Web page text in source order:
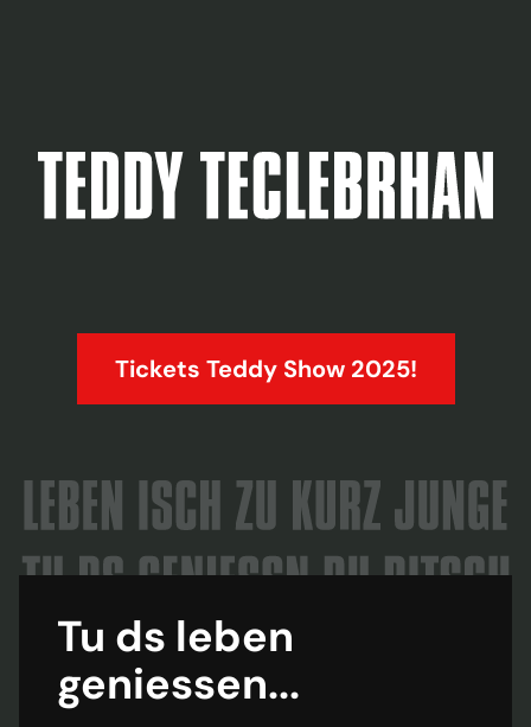
Tickets Teddy Show 2025!
Tu ds leben
geniessen...